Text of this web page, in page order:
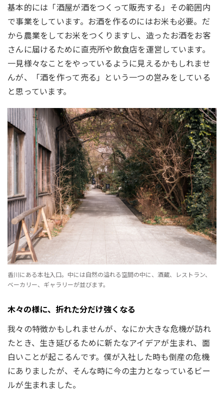
基本的には「酒屋が酒をつくって販売する」その範囲内
で事業をしています。お酒を作るのにはお米も必要。だ
から農業をしてお米をつくりますし、造ったお酒をお客
さんに届けるために直売所や飲食店を運営しています。
一見様々なことをやっているように見えるかもしれませ
んが、「酒を作って売る」という一つの営みをしている
と思っています。
香川にある本社入口。中には自然の溢れる空間の中に、酒蔵、レストラン、
ベーカリー、ギャラリーが並びます。
木々の様に、折れた分だけ強くなる
我々の特徴かもしれませんが、なにか大きな危機が訪れ
たとき、生き延びるために新たなアイデアが生まれ、面
白いことが起こるんです。僕が入社した時も倒産の危機
にありましたが、そんな時に今の主力となっているビー
ルが生まれました。